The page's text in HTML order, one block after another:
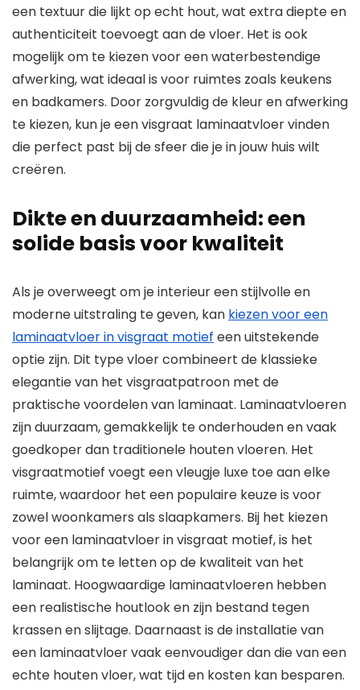
een textuur die lijkt op echt hout, wat extra diepte en
authenticiteit toevoegt aan de vloer. Het is ook
mogelijk om te kiezen voor een waterbestendige
afwerking, wat ideaal is voor ruimtes zoals keukens
en badkamers. Door zorgvuldig de kleur en afwerking
te kiezen, kun je een visgraat laminaatvloer vinden
die perfect past bij de sfeer die je in jouw huis wilt
creëren.
Dikte en duurzaamheid: een
solide basis voor kwaliteit
Als je overweegt om je interieur een stijlvolle en
moderne uitstraling te geven, kan kiezen voor een
laminaatvloer in visgraat motief een uitstekende
optie zijn. Dit type vloer combineert de klassieke
elegantie van het visgraatpatroon met de
praktische voordelen van laminaat. Laminaatvloeren
zijn duurzaam, gemakkelijk te onderhouden en vaak
goedkoper dan traditionele houten vloeren. Het
visgraatmotief voegt een vleugje luxe toe aan elke
ruimte, waardoor het een populaire keuze is voor
zowel woonkamers als slaapkamers. Bij het kiezen
voor een laminaatvloer in visgraat motief, is het
belangrijk om te letten op de kwaliteit van het
laminaat. Hoogwaardige laminaatvloeren hebben
een realistische houtlook en zijn bestand tegen
krassen en slijtage. Daarnaast is de installatie van
een laminaatvloer vaak eenvoudiger dan die van een
echte houten vloer, wat tijd en kosten kan besparen.